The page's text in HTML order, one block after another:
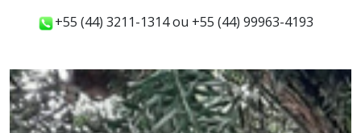
+55 (44) 3211-1314 ou +55 (44) 99963-4193